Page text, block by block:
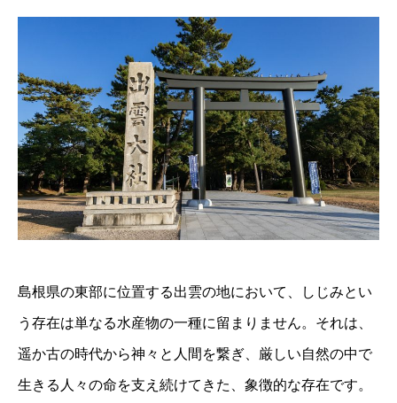
島根県の東部に位置する出雲の地において、しじみとい
う存在は単なる水産物の一種に留まりません。それは、
遥か古の時代から神々と人間を繋ぎ、厳しい自然の中で
生きる人々の命を支え続けてきた、象徴的な存在です。